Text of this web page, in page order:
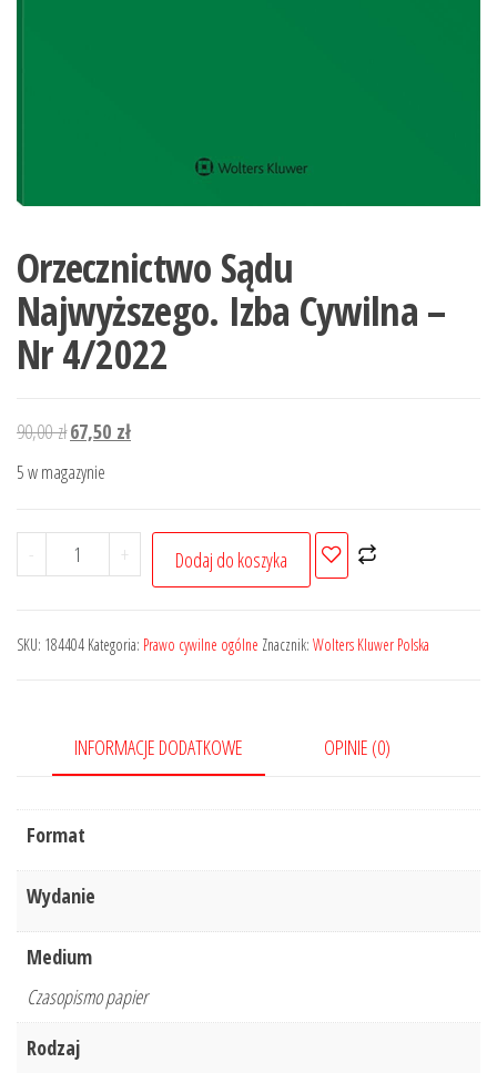
Orzecznictwo Sądu
Najwyższego. Izba Cywilna –
Nr 4/2022
90,00złPierwotna
cena
wynosiła:
67,50 złAktualna
5 w magazynie
-
ilość
Orzecznictwo
Najwyższego.
+ Dodaj do koszyka
SKU: 184404 Kategoria: Prawo cywilne ogólne Znacznik: Wolters Kluwer Polska
INFORMACJE DODATKOWE OPINIE (0)
Format
Wydanie
Medium
Czasopismo papier
Rodzaj